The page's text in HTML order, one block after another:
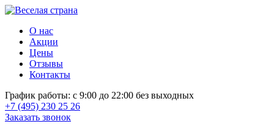
О нас
Акции
Цены
Отзывы
Контакты
График работы: с 9:00 до 22:00 без выходных
+7 (495) 230 25 26
Заказать звонок